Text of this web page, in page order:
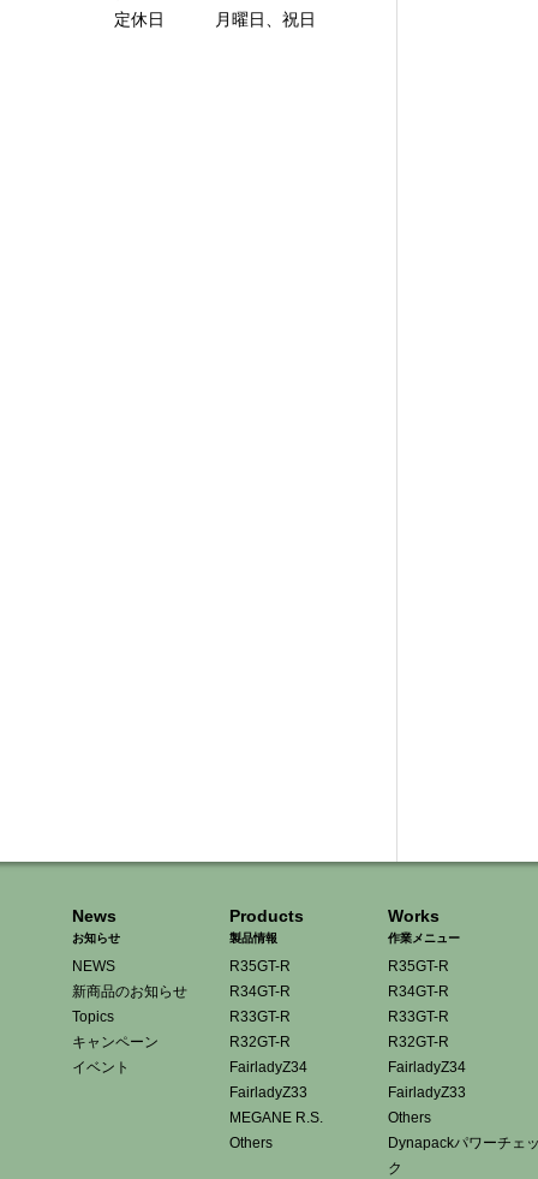
定休日 月曜日、祝日
News
お知らせ
NEWS
新商品のお知らせ
Topics
キャンペーン
イベント
Products
製品情報
R35GT-R
R34GT-R
R33GT-R
R32GT-R
FairladyZ34
FairladyZ33
MEGANE R.S.
Others
Works
作業メニュー
R35GT-R
R34GT-R
R33GT-R
R32GT-R
FairladyZ34
FairladyZ33
Others
Dynapackパワーチェ
ク